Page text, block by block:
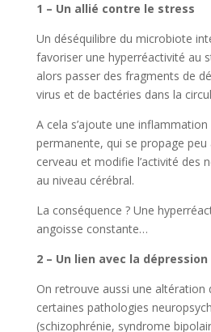
1 – Un allié contre le stress
Un déséquilibre du microbiote
favoriser une hyperréactivité au
alors passer des fragments de
virus et de bactéries dans la
A cela s’ajoute une
permanente, qui se propage peu
cerveau et modifie l’activité
au niveau cérébral.
La conséquence ? Une
angoisse constante…
2 – Un lien avec la dépression
On retrouve aussi une altération
certaines pathologies
(schizophrénie, syndrome